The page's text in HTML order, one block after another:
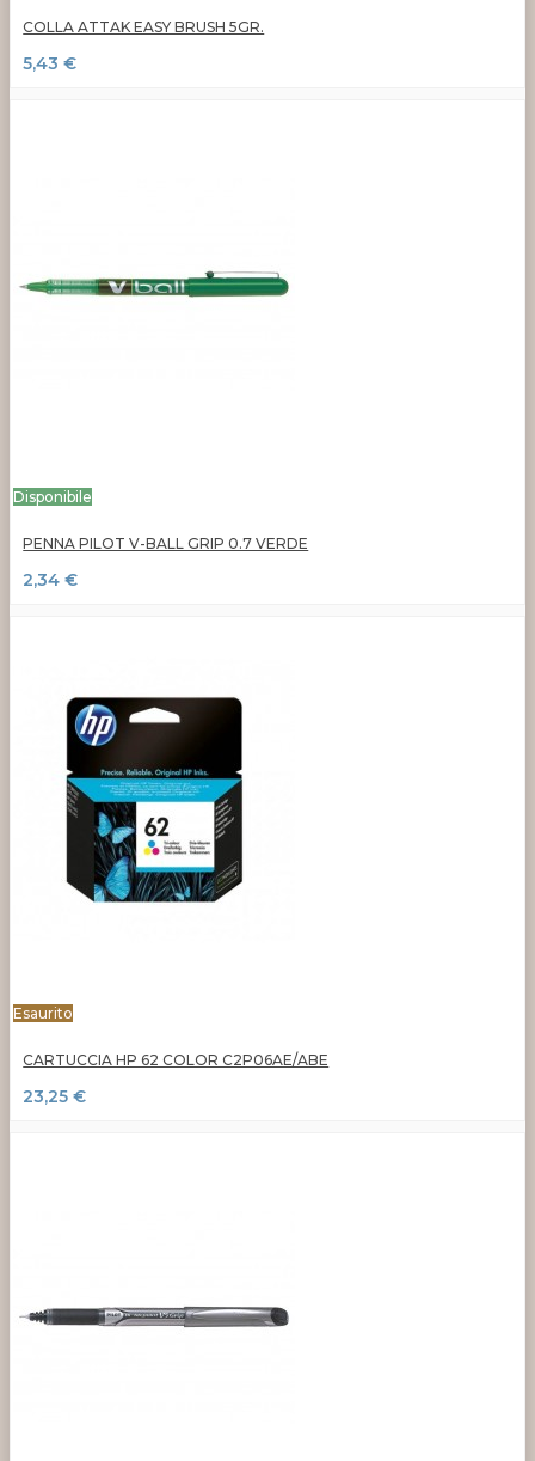
COLLA ATTAK EASY BRUSH 5GR.
5,43 €
Disponibile
PENNA PILOT V-BALL GRIP 0.7 VERDE
2,34 €
Esaurito
CARTUCCIA HP 62 COLOR C2P06AE/ABE
23,25 €